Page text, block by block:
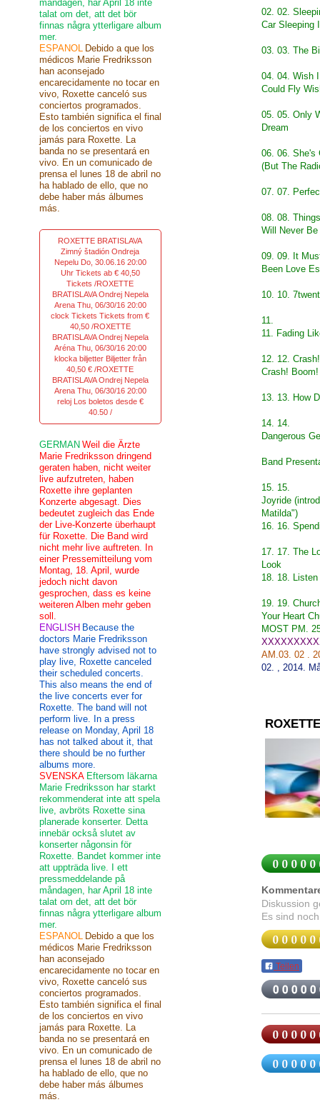
02. 02.
Car Sleeping
03. 03. The
04. 04. Wish I
Could Fly
05. 05. Only
Dream
06. 06. She's
(But The
07. 07.
08. 08. Things
Will Never
09. 09. It
Been Love
10. 10.
11.
11. Fading
12. 12.
Crash!
13. 13. How
14. 14.
Dangerous
Band
15. 15.
Joyride
Matilda")
16. 16.
17. 17. The
Look
18. 18. Listen
19. 19.
Your Heart
MOST PM.
AM.03. 02 .
02. , 2014.
Diskussion
Es sind
Teilen
måndagen, har April 18 inte
talat om det, att det bör
finnas några ytterligare album
mer.
ESPANOL Debido a que los
médicos Marie Fredriksson
han aconsejado
encarecidamente no tocar en
vivo, Roxette canceló sus
conciertos programados.
Esto también significa el final
de los conciertos en vivo
jamás para Roxette. La
banda no se presentará en
vivo. En un comunicado de
prensa el lunes 18 de abril no
ha hablado de ello, que no
debe haber más álbumes
más.
ROXETTE BRATISLAVA
Zimný štadión Ondreja
Nepelu Do, 30.06.16 20:00
Uhr Tickets ab € 40,50
Tickets /ROXETTE
BRATISLAVA Ondrej Nepela
Arena Thu, 06/30/16 20:00
clock Tickets Tickets from €
40,50 /ROXETTE
BRATISLAVA Ondrej Nepela
Aréna Thu, 06/30/16 20:00
klocka biljetter Biljetter från
40,50 € /ROXETTE
BRATISLAVA Ondrej Nepela
Arena Thu, 06/30/16 20:00
reloj Los boletos desde €
40.50 /
GERMAN Weil die Ärzte
Marie Fredriksson dringend
geraten haben, nicht weiter
live aufzutreten, haben
Roxette ihre geplanten
Konzerte abgesagt. Dies
bedeutet zugleich das Ende
der Live-Konzerte überhaupt
für Roxette. Die Band wird
nicht mehr live auftreten. In
einer Pressemitteilung vom
Montag, 18. April, wurde
jedoch nicht davon
gesprochen, dass es keine
weiteren Alben mehr geben
soll.
ENGLISH Because the
doctors Marie Fredriksson
have strongly advised not to
play live, Roxette canceled
their scheduled concerts.
This also means the end of
the live concerts ever for
Roxette. The band will not
perform live. In a press
release on Monday, April 18
has not talked about it, that
there should be no further
albums more.
SVENSKA Eftersom läkarna
Marie Fredriksson har starkt
rekommenderat inte att spela
live, avbröts Roxette sina
planerade konserter. Detta
innebär också slutet av
konserter någonsin för
Roxette. Bandet kommer inte
att uppträda live. I ett
pressmeddelande på
måndagen, har April 18 inte
talat om det, att det bör
finnas några ytterligare album
mer.
ESPANOL Debido a que los
médicos Marie Fredriksson
han aconsejado
encarecidamente no tocar en
vivo, Roxette canceló sus
conciertos programados.
Esto también significa el final
de los conciertos en vivo
jamás para Roxette. La
banda no se presentará en
vivo. En un comunicado de
prensa el lunes 18 de abril no
ha hablado de ello, que no
debe haber más álbumes
más.